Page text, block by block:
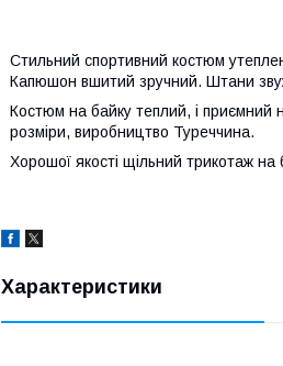
Стильний спортивний костюм
Капюшон вшитий зручний. Штани
Костюм на байку теплий, і приємний
розміри, виробництво Туреччина.
Хорошої якості щільний трикотаж на
Характеристики